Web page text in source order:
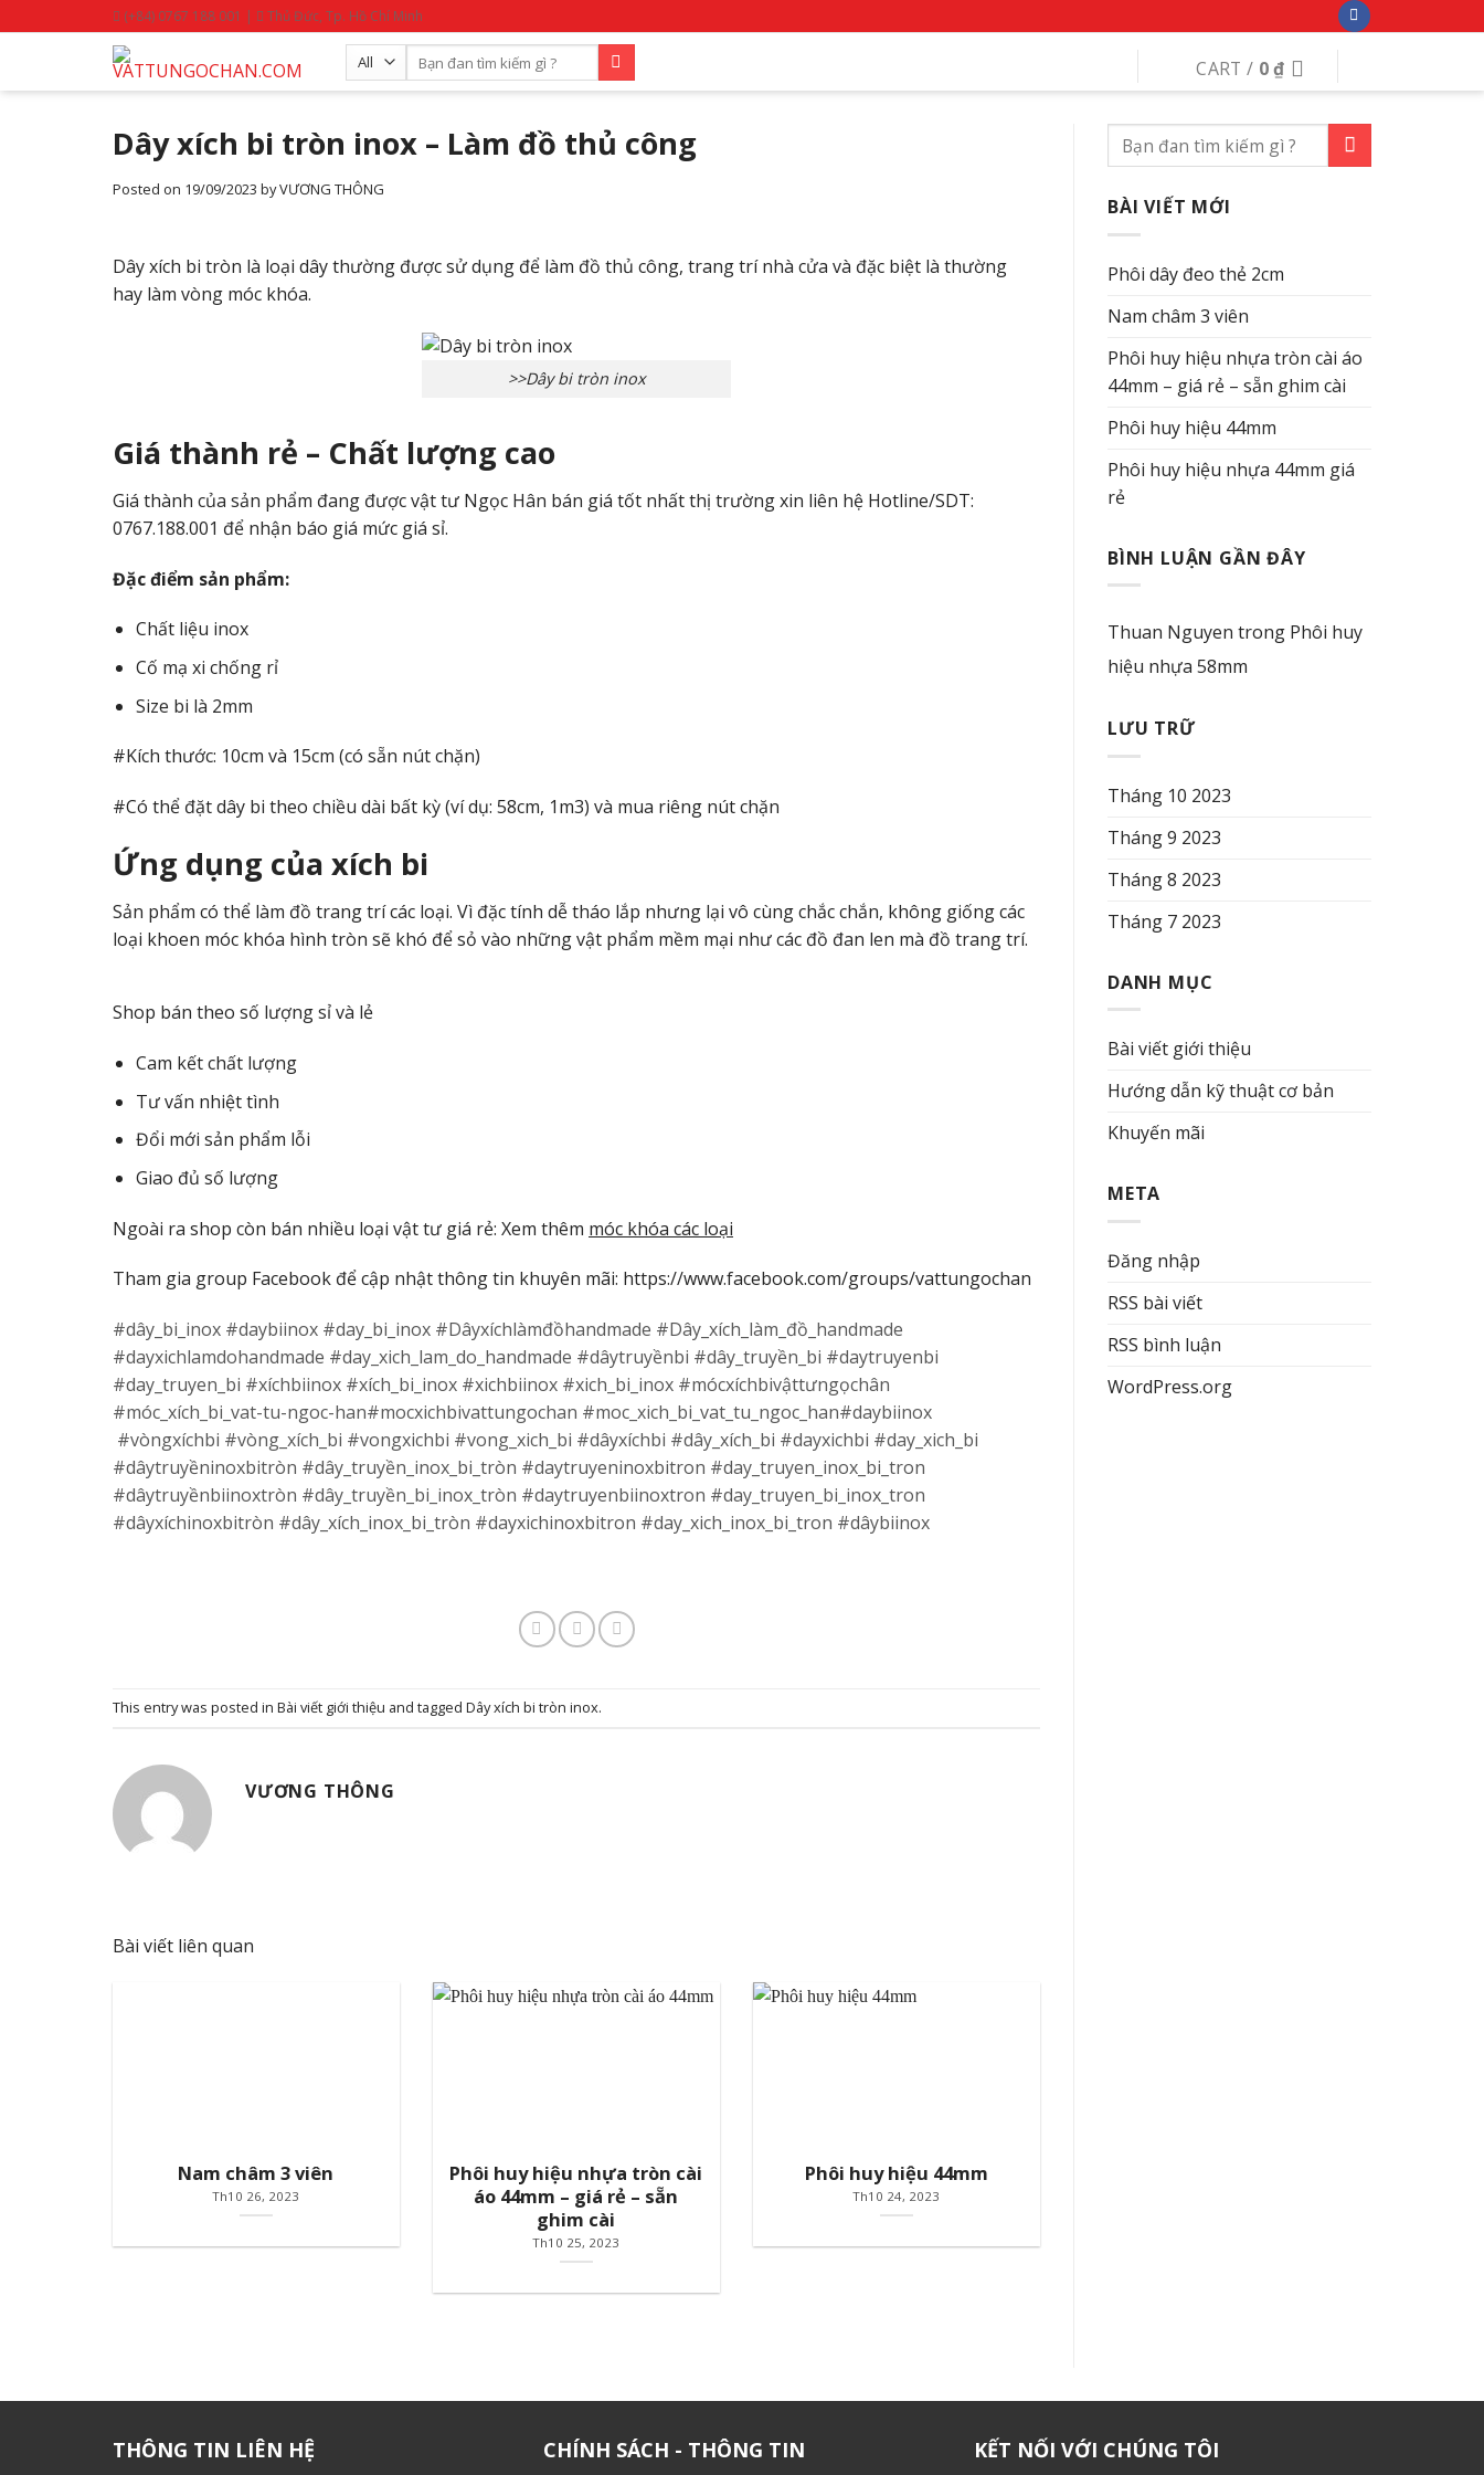
to
(+84) 0767 188 001 | Thủ Đức, Tp. Hồ Chí Minh
for:
CART / 0₫
Dây xích bi tròn inox – Làm đồ thủ công
Posted on 19/09/2023 byVƯƠNG THÔNG
Dây xích bi tròn là loại dây thường được sử dụng để làm đồ thủ công, trang trí nhà cửa và đặc biệt là thường
hay làm vòng móc khóa.
>>Dây bi tròn inox
Giá thành rẻ – Chất lượng cao
Giá thành của sản phẩm đang được vật tư Ngọc Hân bán giá tốt nhất thị trường xin liên hệ Hotline/SDT:
0767.188.001 để nhận báo giá mức giá sỉ.
Đặc điểm sản phẩm:
Chất liệu inox
Cố mạ xi chống rỉ
Size bi là 2mm
#Kích thước: 10cm và 15cm (có sẵn nút chặn)
#Có thể đặt dây bi theo chiều dài bất kỳ (ví dụ: 58cm, 1m3) và mua riêng nút chặn
Ứng dụng của xích bi
Sản phẩm có thể làm đồ trang trí các loại. Vì đặc tính dễ tháo lắp nhưng lại vô cùng chắc chắn, không giống các
loại khoen móc khóa hình tròn sẽ khó để sỏ vào những vật phẩm mềm mại như các đồ đan len mà đồ trang trí.
Shop bán theo số lượng sỉ và lẻ
Cam kết chất lượng
Tư vấn nhiệt tình
Đổi mới sản phẩm lỗi
Giao đủ số lượng
Ngoài ra shop còn bán nhiều loại vật tư giá rẻ: Xem thêm móc khóa các loại
Tham gia group Facebook để cập nhật thông tin khuyên mãi: https://www.facebook.com/groups/vattungochan
#dây_bi_inox #daybiinox #day_bi_inox #Dâyxíchlàmđồhandmade #Dây_xích_làm_đồ_handmade
#dayxichlamdohandmade #day_xich_lam_do_handmade #dâytruyềnbi #dây_truyền_bi #daytruyenbi
#day_truyen_bi #xíchbiinox #xích_bi_inox #xichbiinox #xich_bi_inox #mócxíchbivậttưngọchân
#móc_xích_bi_vat-tu-ngoc-han#mocxichbivattungochan #moc_xich_bi_vat_tu_ngoc_han#daybiinox
#vòngxíchbi #vòng_xích_bi #vongxichbi #vong_xich_bi #dâyxíchbi #dây_xích_bi #dayxichbi #day_xich_bi
#dâytruyềninoxbitròn #dây_truyền_inox_bi_tròn #daytruyeninoxbitron #day_truyen_inox_bi_tron
#dâytruyềnbiinoxtròn #dây_truyền_bi_inox_tròn #daytruyenbiinoxtron #day_truyen_bi_inox_tron
#dâyxíchinoxbitròn #dây_xích_inox_bi_tròn #dayxichinoxbitron #day_xich_inox_bi_tron #dâybiinox
This entry was posted in Bài viết giới thiệu and tagged Dây xích bi tròn inox.
VƯƠNG THÔNG
Bài viết liên quan
Nam châm 3 viên
Th10 26, 2023
Phôi huy hiệu nhựa tròn cài
áo 44mm – giá rẻ – sẵn
ghim cài
Th10 25, 2023
Phôi huy hiệu 44mm
Th10 24, 2023
BÀI VIẾT MỚI
Phôi dây đeo thẻ 2cm
Nam châm 3 viên
Phôi huy hiệu nhựa tròn cài áo
44mm – giá rẻ – sẵn ghim cài
Phôi huy hiệu 44mm
Phôi huy hiệu nhựa 44mm giá
rẻ
BÌNH LUẬN GẦN ĐÂY
Thuan Nguyen trong Phôi huy
hiệu nhựa 58mm
LƯU TRỮ
Tháng 10 2023
Tháng 9 2023
Tháng 8 2023
Tháng 7 2023
DANH MỤC
Bài viết giới thiệu
Hướng dẫn kỹ thuật cơ bản
Khuyến mãi
META
Đăng nhập
RSS bài viết
RSS bình luận
WordPress.org
THÔNG TIN LIÊN HỆ CHÍNH SÁCH - THÔNG TIN KẾT NỐI VỚI CHÚNG TÔI